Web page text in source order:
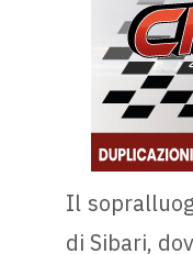
Il
di Sibari,